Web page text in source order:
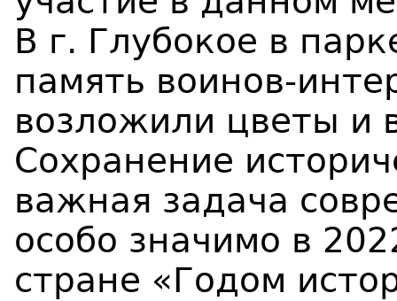
В г. Глубокое в
память воинов-
возложили цветы и
Сохранение
важная задача
особо значимо в
стране «Годом